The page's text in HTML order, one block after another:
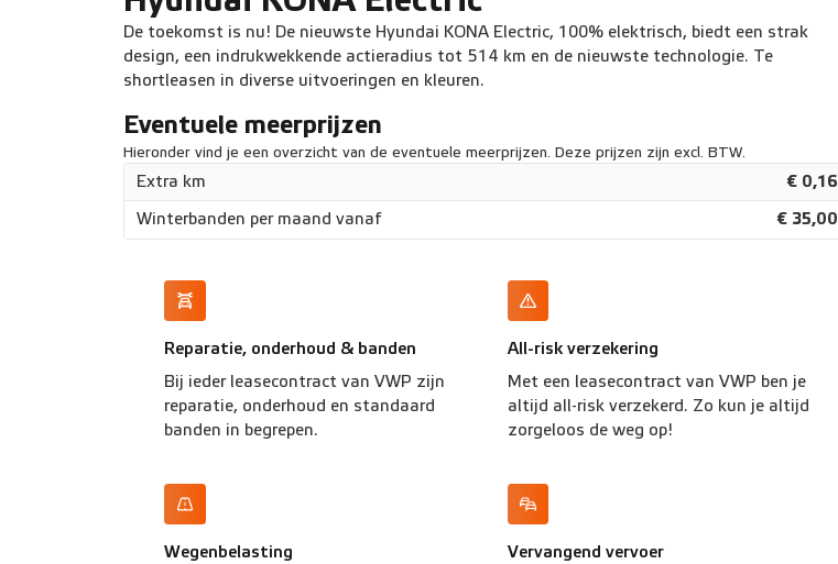
De toekomst is nu! De nieuwste Hyundai KONA Electric, 100% elektrisch, biedt een strak
design, een indrukwekkende actieradius tot 514 km en de nieuwste technologie. Te
shortleasen in diverse uitvoeringen en kleuren.
Eventuele meerprijzen
Hieronder vind je een overzicht van de eventuele meerprijzen. Deze prijzen zijn excl. BTW.
Extra km € 0,16
Winterbanden per maand vanaf € 35,00
Reparatie, onderhoud & banden
Bij ieder leasecontract van VWP zijn
reparatie, onderhoud en standaard
banden in begrepen.
All-risk verzekering
Met een leasecontract van VWP ben je
altijd all-risk verzekerd. Zo kun je altijd
zorgeloos de weg op!
Wegenbelasting
Vervangend vervoer